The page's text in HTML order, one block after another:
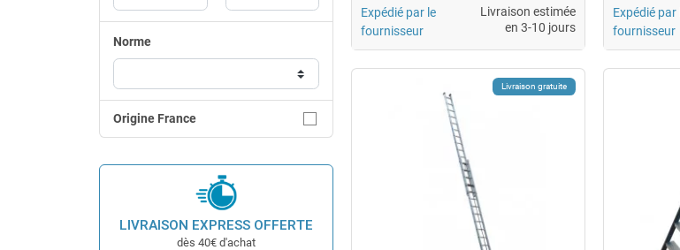
Norme
Origine France
LIVRAISON EXPRESS OFFERTE
dès 40€ d'achat
Expédié par le
fournisseur
Livraison estimée
en 3-10 jours
Expédié par
fournisseur
Livraison gratuite